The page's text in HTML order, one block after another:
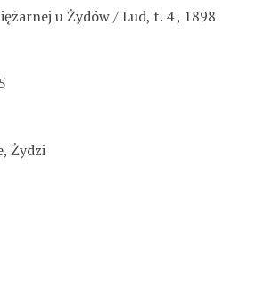
u Żydów / Lud, t. 4 , 1898
Żydzi